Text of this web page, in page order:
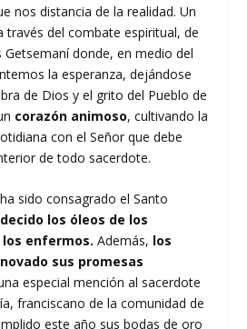
nos distancia de la realidad. Un
través del combate espiritual, de
donde, en medio del
la esperanza, dejándose
de Dios y el grito del Pueblo de
corazón animoso, cultivando la
con el Señor que debe
de todo sacerdote.
sido consagrado el Santo
los óleos de los
enfermos. Además, los
sus promesas
especial mención al sacerdote
franciscano de la comunidad de
este año sus bodas de oro